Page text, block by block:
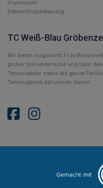
Impressum
Datenschutzerklärung
TC Weiß-Blau Gröbenzell
Wir bieten insgesamt 11
großer Sonnenterrasse und toller
Tennisspieler sowie die ganze
Tennisspielen bei uns im Verein.